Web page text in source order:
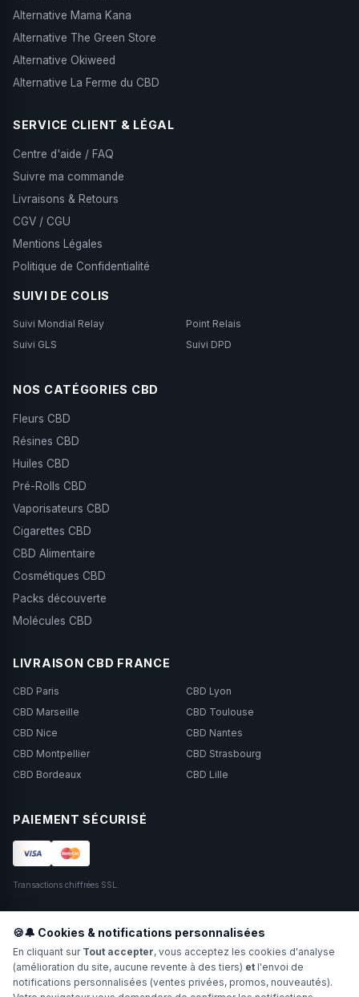
Alternative Mama Kana
Alternative The Green Store
Alternative Okiweed
Alternative La Ferme du CBD
SERVICE CLIENT & LÉGAL
Centre d'aide / FAQ
Suivre ma commande
Livraisons & Retours
CGV / CGU
Mentions Légales
Politique de Confidentialité
SUIVI DE COLIS
Suivi Mondial Relay
Point Relais
Suivi GLS
Suivi DPD
NOS CATÉGORIES CBD
Fleurs CBD
Résines CBD
Huiles CBD
Pré-Rolls CBD
Vaporisateurs CBD
Cigarettes CBD
CBD Alimentaire
Cosmétiques CBD
Packs découverte
Molécules CBD
LIVRAISON CBD FRANCE
CBD Paris
CBD Lyon
CBD Marseille
CBD Toulouse
CBD Nice
CBD Nantes
CBD Montpellier
CBD Strasbourg
CBD Bordeaux
CBD Lille
PAIEMENT SÉCURISÉ
Transactions chiffrées SSL.
🍪🔔 Cookies & notifications personnalisées
En cliquant sur Tout accepter, vous acceptez les cookies d'analyse
(amélioration du site, aucune revente à des tiers) et l'envoi de
notifications personnalisées (ventes privées, promos, nouveautés).